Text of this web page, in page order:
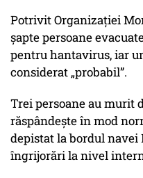
Potrivit Organizației
șapte persoane
pentru hantavirus, iar
considerat „probabil”.
Trei persoane au murit
răspândește în mod
depistat la bordul navei
îngrijorări la nivel